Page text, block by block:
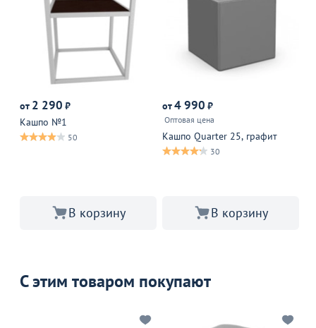
от 2 290 ₽
Кашпо №1
50
В корзину
от4 990 ₽
Оптовая цена
Кашпо Quarter 25, графит
30
В корзину
С этим товаром покупают